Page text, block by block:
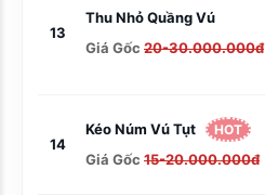
13
Thu Nhỏ Quầng Vú
Giá Gốc 20-30.000.000đ
14
Kéo Núm Vú Tụt HOT
Giá Gốc 15-20.000.000đ